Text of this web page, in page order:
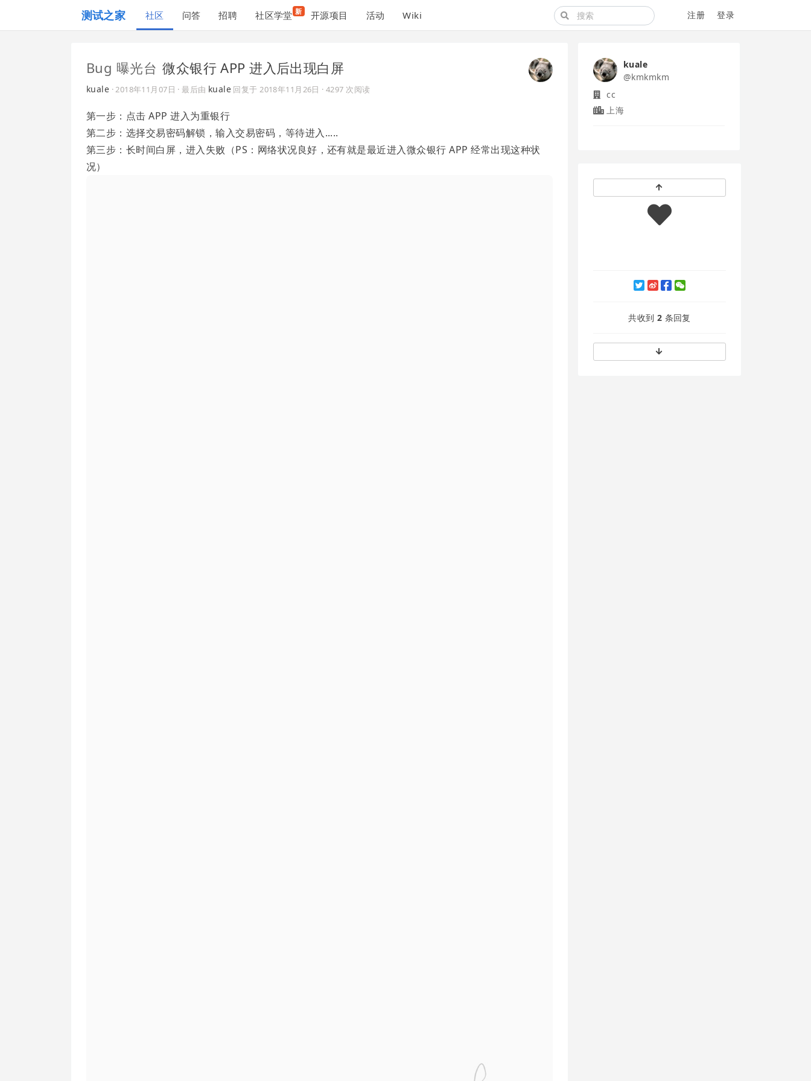
测试之家 社区 问答 招聘 社区学堂 新 开源项目 活动 Wiki 注册 登录
Bug 曝光台 微众银行 APP 进入后出现白屏
kuale ·2018年11月07日 · 最后由 kuale 回复于2018年11月26日 · 4297 次阅读
第一步：点击 APP 进入为重银行
第二步：选择交易密码解锁，输入交易密码，等待进入.....
第三步：长时间白屏，进入失败（PS：网络状况良好，还有就是最近进入微众银行 APP 经常出现这种状
况）
kuale
@kmkmkm
cc
上海
共收到 2 条回复